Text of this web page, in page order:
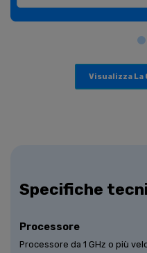
Visualizza
Specifiche
Processore
Processore da 1 GHz o più